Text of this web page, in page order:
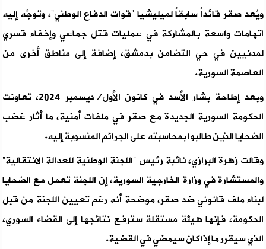
ويُعد صقر قائداً سابقاً لميليشيا “قوات الدفاع الوطني”، وتوجَّه إليه
اتهامات واسعة بالمشاركة في عمليات قتل جماعي وإخفاء قسري
لمدنيين في حي التضامن بدمشق، إضافة إلى مناطق أخرى من
العاصمة السورية.
وبعد إطاحة بشار الأسد في كانون الأول/ديسمبر 2024، تعاونت
الحكومة السورية الجديدة مع صقر في ملفات أمنية، ما أثار غضب
الضحايا الذين طالبوا بمحاسبته على الجرائم المنسوبة إليه.
وقالت زهرة البرازي، نائبة رئيس “اللجنة الوطنية للعدالة الانتقالية”
والمستشارة في وزارة الخارجية السورية، إن اللجنة تعمل مع الضحايا
لبناء ملف قانوني ضد صقر، موضحة أنه رغم تعيين اللجنة من قبل
الحكومة، فإنها هيئة مستقلة سترفع نتائجها إلى القضاء السوري،
الذي سيقرر ما إذا كان سيمضي في القضية.